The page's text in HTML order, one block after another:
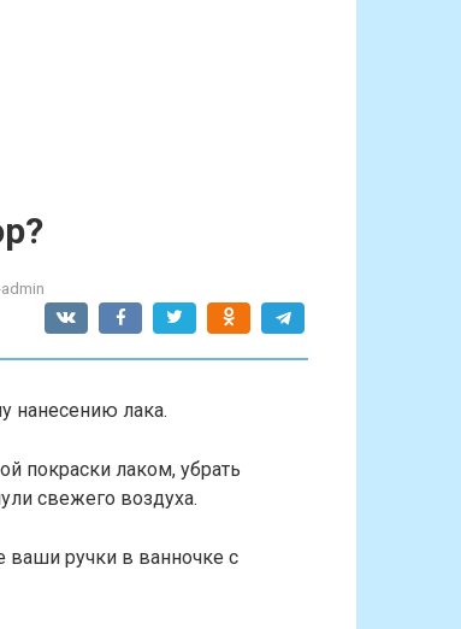
нанесению лака.
покраски лаком, убрать
свежего воздуха.
ваши ручки в ванночке с